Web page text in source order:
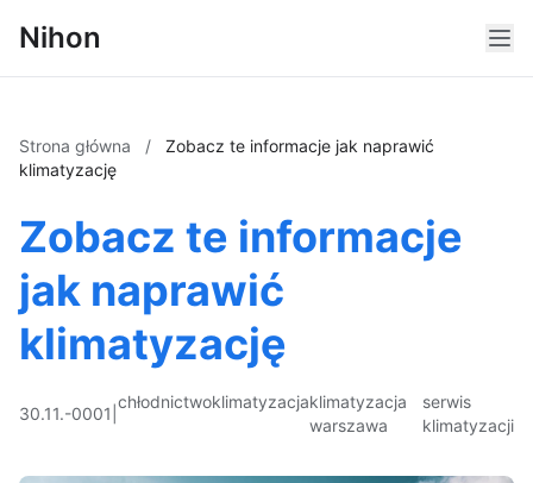
Nihon
Strona główna /
Zobacz te informacje jak naprawić
klimatyzację
Zobacz te informacje
jak naprawić
klimatyzację
30.11.-0001
chłodnictwoklimatyzacjaklimatyzacja
warszawa
serwis
klimatyzacji